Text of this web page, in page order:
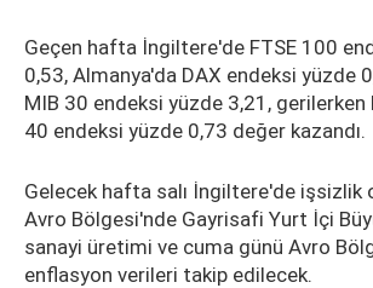
Geçen hafta İngiltere'de FTSE 100
0,53, Almanya'da DAX endeksi yüzde
MIB 30 endeksi yüzde 3,21, gerilerken
40 endeksi yüzde 0,73 değer kazandı.
Gelecek hafta salı İngiltere'de işsizlik
Avro Bölgesi'nde Gayrisafi Yurt İçi
sanayi üretimi ve cuma günü Avro
enflasyon verileri takip edilecek.